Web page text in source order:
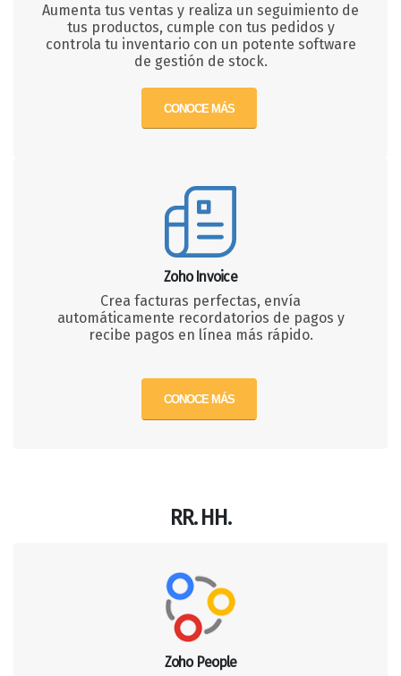
Aumenta tus ventas y realiza un seguimiento de
tus productos, cumple con tus pedidos y
controla tu inventario con un potente software
de gestión de stock.
CONOCE MÁS
Zoho Invoice
Crea facturas perfectas, envía
automáticamente recordatorios de pagos y
recibe pagos en línea más rápido.
CONOCE MÁS
RR. HH.
Zoho People